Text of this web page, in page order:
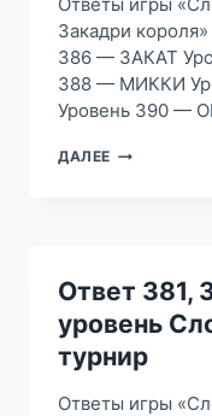
Закадри
386 — ЗАКАТ
388 — МИККИ
Уровень 390 —
ДАЛЕЕ ОТВЕТ
УРОВЕНЬ
СЛОВА
ТУРНИР
Ответ 381,
уровень
турнир
Ответы игры